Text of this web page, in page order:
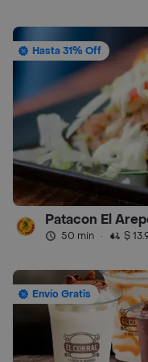
Hasta 31% Off
Patacon El
50 min · $
Envío Gratis